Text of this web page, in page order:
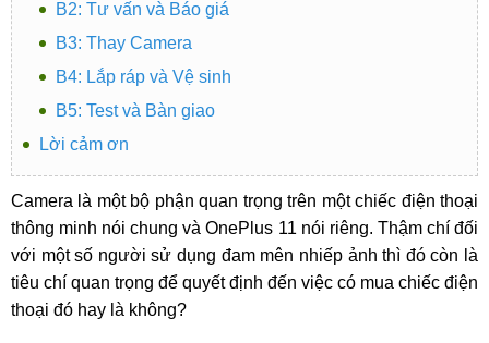
B2: Tư vấn và Báo giá
B3: Thay Camera
B4: Lắp ráp và Vệ sinh
B5: Test và Bàn giao
Lời cảm ơn
Camera là một bộ phận quan trọng trên một chiếc điện thoại
thông minh nói chung và OnePlus 11 nói riêng. Thậm chí đối
với một số người sử dụng đam mên nhiếp ảnh thì đó còn là
tiêu chí quan trọng để quyết định đến việc có mua chiếc điện
thoại đó hay là không?